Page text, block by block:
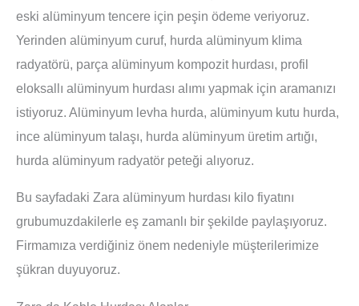
eski alüminyum tencere için peşin ödeme veriyoruz.
Yerinden alüminyum curuf, hurda alüminyum klima
radyatörü, parça alüminyum kompozit hurdası, profil
eloksallı alüminyum hurdası alımı yapmak için aramanızı
istiyoruz. Alüminyum levha hurda, alüminyum kutu hurda,
ince alüminyum talaşı, hurda alüminyum üretim artığı,
hurda alüminyum radyatör peteği alıyoruz.
Bu sayfadaki Zara alüminyum hurdası kilo fiyatını
grubumuzdakilerle eş zamanlı bir şekilde paylaşıyoruz.
Firmamıza verdiğiniz önem nedeniyle müşterilerimize
şükran duyuyoruz.